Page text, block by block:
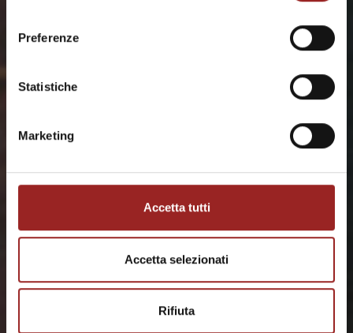
Preferenze
Statistiche
Marketing
Accetta tutti
Accetta selezionati
Rifiuta
ripensiamo la casa come luogo principe per
ritrovare valori veri in equilibrio tra modernità ed